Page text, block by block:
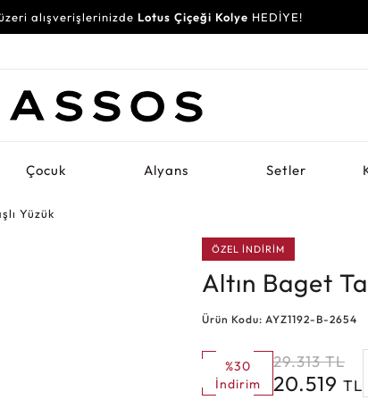
alışverişlerinizde Lotus Çiçeği Kolye HEDİYE!
Çocuk Alyans Setler
Yüzük
ÖZEL İNDİRİM
Altın Baget
Ürün Kodu: AYZ1192-B-2654
%30
İndirim
29.313 TL
20.519TL